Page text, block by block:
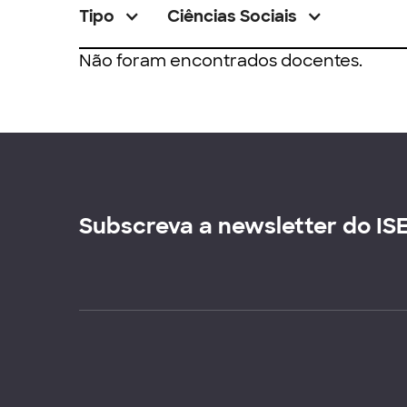
Tipo Ciências Sociais
Não foram encontrados docentes.
Subscreva a newsletter do